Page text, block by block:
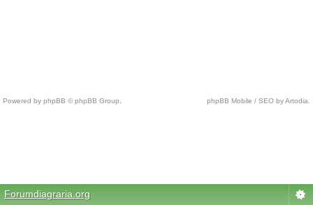
Powered by phpBB © phpBB Group. phpBB Mobile / SEO by Artodia.
p
n
Forumdiagraria.org